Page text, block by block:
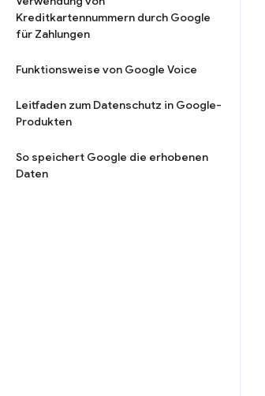
Kreditkartennummern durch Google
für Zahlungen
Funktionsweise von Google Voice
Leitfaden zum Datenschutz in Google-
Produkten
So speichert Google die erhobenen
Daten